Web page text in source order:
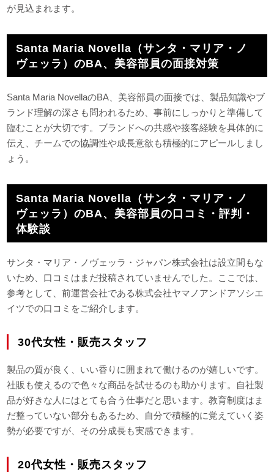
が見込まれます。
Santa Maria Novella（サンタ・マリア・ノ
ヴェッラ）のBA、美容部員の面接対策
Santa Maria NovellaのBA、美容部員の面接では、製品知識やブ
ランド理解の深さも問われるため、事前にしっかりと準備して
臨むことが大切です。ブランドへの共感や接客経験を具体的に
伝え、チームでの協調性や成長意欲も積極的にアピールしまし
ょう。
Santa Maria Novella（サンタ・マリア・ノ
ヴェッラ）のBA、美容部員の口コミ・評判・
体験談
サンタ・マリア・ノヴェッラ・ジャパン株式会社は設立間もな
いため、口コミはまだ投稿されていませんでした。ここでは、
参考として、前運営会社である株式会社ヤマノアンドアソシエ
イツでの口コミをご紹介します。
30代女性・販売スタッフ
製品の質が良く、いい香りに囲まれて働けるのが嬉しいです。
社販も使えるので色々な商品を試せるのも助かります。自社製
品が好きな人にはとても合う仕事だと思います。教育制度はま
だ整っていない部分もあるため、自分で積極的に覚えていく姿
勢が必要ですが、その分成長も実感できます。
20代女性・販売スタッフ